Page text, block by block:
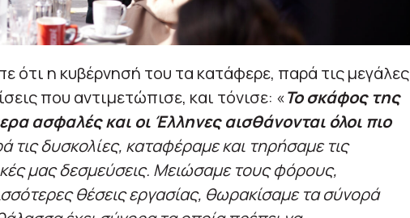
ότι η κυβέρνησή του τα κατάφερε, παρά τις μεγάλες
που αντιμετώπισε, και τόνισε: «Το σκάφος της
ασφαλές και οι Έλληνες αισθάνονται όλοι πιο
τις δυσκολίες, καταφέραμε και τηρήσαμε τις
μας δεσμεύσεις. Μειώσαμε τους φόρους,
θέσεις εργασίας, θωρακίσαμε τα σύνορά